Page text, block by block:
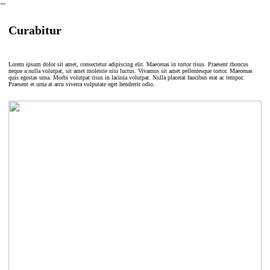
︎
Curabitur
Lorem ipsum dolor sit amet, consectetur adipiscing elit. Maecenas in tortor risus. Praesent rhoncus
neque a nulla volutpat, sit amet molestie nisi luctus. Vivamus sit amet pellentesque tortor. Maecenas
quis egestas urna. Morbi volutpat risus in lacinia volutpat. Nulla placerat faucibus erat ac tempor.
Praesent et urna at arcu viverra vulputate eget hendrerit odio.